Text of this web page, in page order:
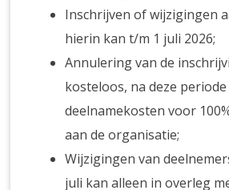
Inschrijven of wijzigingen
hierin kan t/m 1 juli 2026;
Annulering van de
kosteloos, na deze periode
deelnamekosten voor
aan de organisatie;
Wijzigingen van
juli kan alleen in overleg